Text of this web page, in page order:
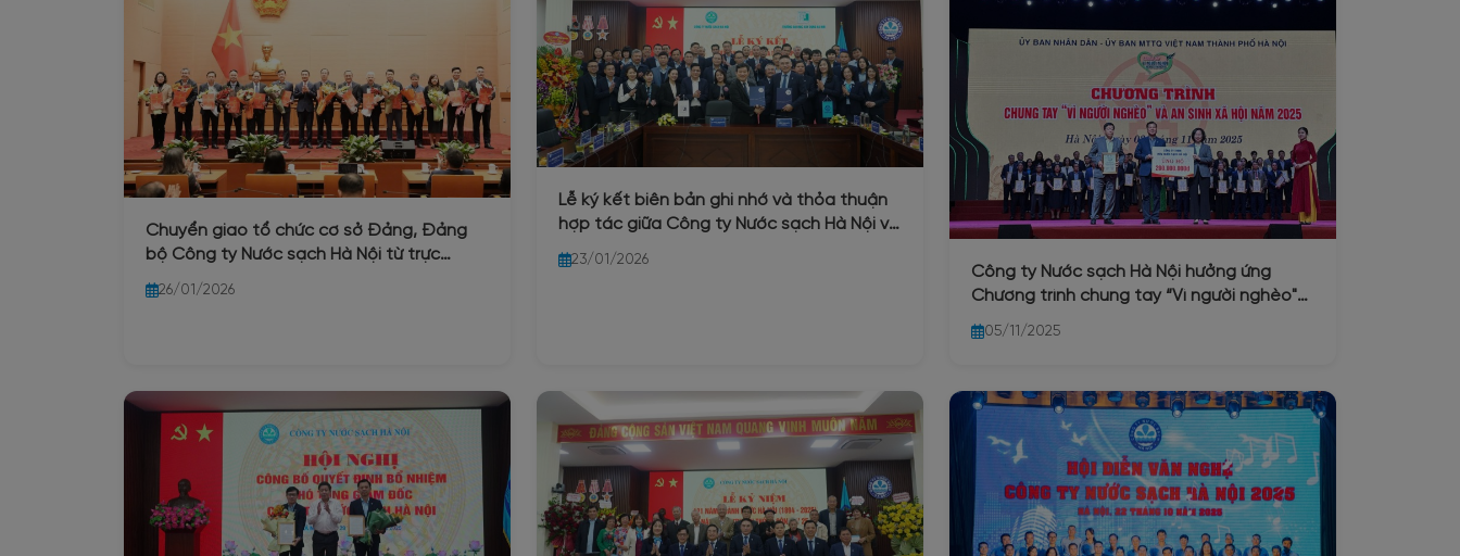
Chuyển giao tổ chức cơ sở Đảng, Đảng
bộ Công ty Nước sạch Hà Nội từ trực
thuộc Đảng bộ UBND Thành phố Hà Nội
về trực thuộc Đảng bộ phường Ba Đình
26/01/2026
Lễ ký kết biên bản ghi nhớ và thỏa thuận
hợp tác giữa Công ty Nước sạch Hà Nội và
trường Đại học Xây dựng
23/01/2026
Công ty Nước sạch Hà Nội hưởng ứng
Chương trình chung tay “Vì người nghèo"
và an sinh xã hội năm 2025
05/11/2025